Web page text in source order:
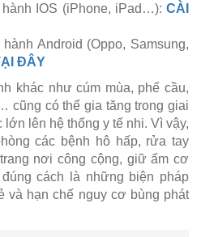
IOS (iPhone, iPad…): CÀI
Android (Oppo, Samsung,
ĐÂY
khác như cúm mùa, phế cầu,
cũng có thể gia tăng trong giai
lên hệ thống y tế nhi. Vì vậy,
các bệnh hô hấp, rửa tay
nơi công cộng, giữ ấm cơ
cách là những biện pháp
và hạn chế nguy cơ bùng phát